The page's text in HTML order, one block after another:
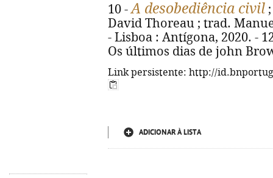
10 -A desobediência civil
David Thoreau ; trad.
- Lisboa : Antígona, 2020. -
Os últimos dias de john
Link persistente: http://
ADICIONAR À LISTA